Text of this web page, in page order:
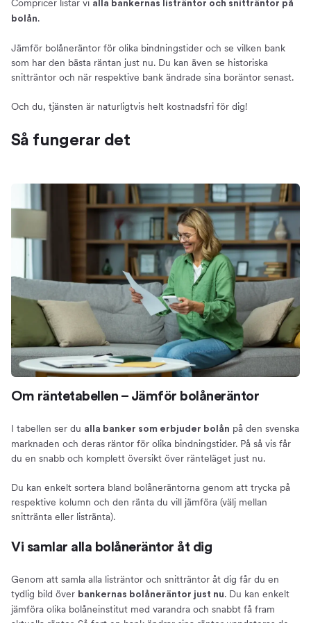
Vilken ränta kan du få?
5 tips - Så får du bästa bolåneräntan
Lägre ränta med Grönt Bolån
Effektiv ränta och månadskostnad
Prognos – Hur kommer boräntorna bli framöver?
Compricer listar vi alla bankernas listräntor och snitträntor på
bolån.
Jämför bolåneräntor för olika bindningstider och se vilken bank
som har den bästa räntan just nu. Du kan även se historiska
snitträntor och när respektive bank ändrade sina boräntor senast.
Och du, tjänsten är naturligtvis helt kostnadsfri för dig!
Så fungerar det
Om räntetabellen – Jämför bolåneräntor
I tabellen ser du alla banker som erbjuder bolån på den svenska
marknaden och deras räntor för olika bindningstider. På så vis får
du en snabb och komplett översikt över ränteläget just nu.
Du kan enkelt sortera bland bolåneräntorna genom att trycka på
respektive kolumn och den ränta du vill jämföra (välj mellan
snittränta eller listränta).
Vi samlar alla bolåneräntor åt dig
Genom att samla alla listräntor och snitträntor åt dig får du en
tydlig bild över bankernas bolåneräntor just nu. Du kan enkelt
jämföra olika bolåneinstitut med varandra och snabbt få fram